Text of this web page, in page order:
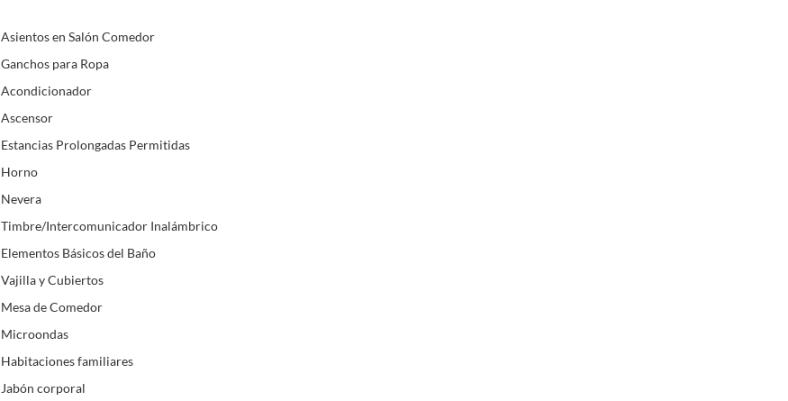
Asientos en Salón Comedor
Ganchos para Ropa
Acondicionador
Ascensor
Estancias Prolongadas Permitidas
Horno
Nevera
Timbre/Intercomunicador Inalámbrico
Elementos Básicos del Baño
Vajilla y Cubiertos
Mesa de Comedor
Microondas
Habitaciones familiares
Jabón corporal